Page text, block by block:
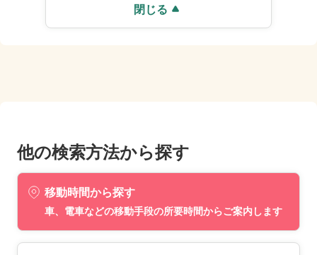
閉じる
他の検索方法から探す
移動時間から探す
車、電車などの移動手段の所要時間からご案内します